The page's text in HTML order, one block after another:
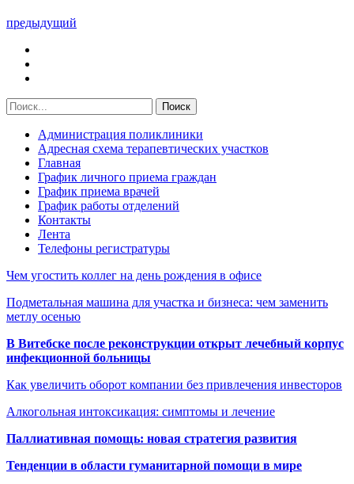
предыдущий
Администрация поликлиники
Адресная схема терапевтических участков
Главная
График личного приема граждан
График приема врачей
График работы отделений
Контакты
Лента
Телефоны регистратуры
Чем угостить коллег на день рождения в офисе
Подметальная машина для участка и бизнеса: чем заменить
метлу осенью
В Витебске после реконструкции открыт лечебный корпус
инфекционной больницы
Как увеличить оборот компании без привлечения инвесторов
Алкогольная интоксикация: симптомы и лечение
Паллиативная помощь: новая стратегия развития
Тенденции в области гуманитарной помощи в мире